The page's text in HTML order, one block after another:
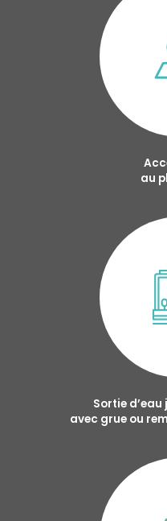
au
Sortie d’eau
avec grue ou